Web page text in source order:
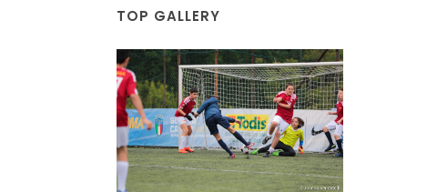
TOP GALLERY